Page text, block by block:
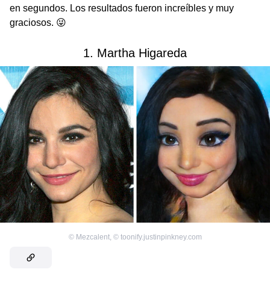
en segundos. Los resultados fueron increíbles y muy
graciosos. 😜
1. Martha Higareda
© Mezcalent, © toonify.justinpinkney.com